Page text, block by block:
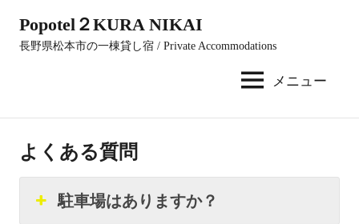
へ
Popotel２KURA NIKAI
長野県松本市の一棟貸し宿 / Private Accommodations
メニュー
よくある質問
駐車場はありますか？